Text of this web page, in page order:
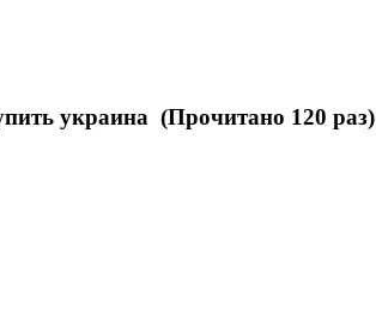
украина (Прочитано 120 раз)